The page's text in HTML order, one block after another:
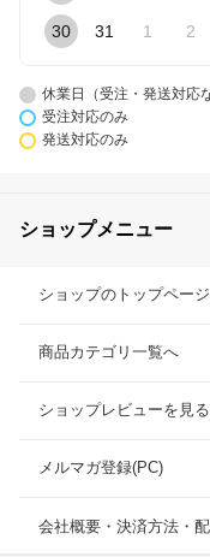
30 31 1 2
休業日（受注・発送対応
受注対応のみ
発送対応のみ
ショップメニュー
ショップのトップペー
商品カテゴリ一覧へ
ショップレビューを見る
メルマガ登録(PC)
会社概要・決済方法・